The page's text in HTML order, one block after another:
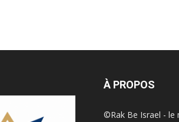
À PROPOS
©Rak Be Israel - le